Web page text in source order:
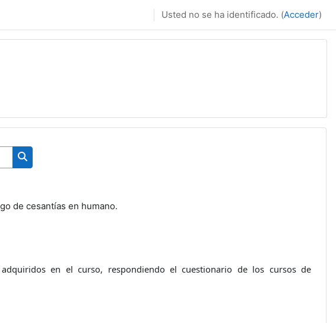
Usted no se ha identificado. (Acceder)
Buscar cursos
de cesantías en humano.
en el curso, respondiendo el cuestionario de los cursos de